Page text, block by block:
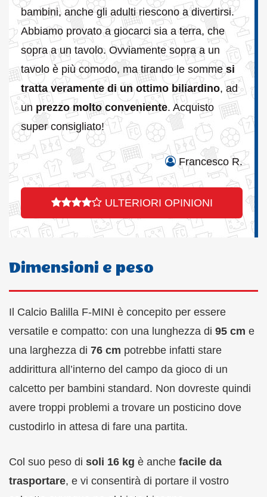
bambini, anche gli adulti riescono a divertirsi.
Abbiamo provato a giocarci sia a terra, che
sopra a un tavolo. Ovviamente sopra a un
tavolo è più comodo, ma tirando le sommesi
tratta veramente di un ottimo biliardino, ad
un prezzo molto conveniente. Acquisto
super consigliato!
Francesco R.
ULTERIORI OPINIONI
Dimensioni e peso
Il Calcio Balilla F-MINI è concepito per essere
versatile e compatto: con una lunghezza di 95 cm e
una larghezza di 76 cm potrebbe infatti stare
addirittura all’interno del campo da gioco di un
calcetto per bambini standard. Non dovreste quindi
avere troppi problemi a trovare un posticino dove
custodirlo in attesa di fare una partita.
Col suo peso di soli 16 kg è anche facile da
trasportare, e vi consentirà di portare il vostro